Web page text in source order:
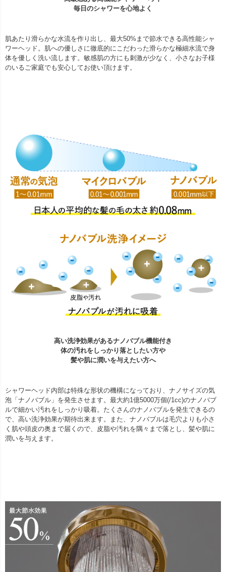
毎日のシャワーを心地よく
肌あたり滑らかな水流を作り出し、最大50%まで節水できる高性能シャ
ワーヘッド。肌への優しさに徹底的にこだわった滑らかな極細水流で身
体を優しく洗い流します。敏感肌の方にも刺激が少なく、小さなお子様
のいるご家庭でも安心してお使い頂けます。
高い洗浄効果があるナノバブル機能付き
体の汚れをしっかり落としたい方や
髪や肌に潤いを与えたい方へ
シャワーヘッド内部は特殊な形状の機構になっており、ナノサイズの気
泡「ナノバブル」を発生させます。最大約1億5000万個(/1cc)のナノバブ
ルで細かい汚れをしっかり吸着。たくさんのナノバブルを発生できるの
で、高い洗浄効果が期待出来ます。また、ナノバブルは毛穴よりも小さ
く肌や頭皮の奥まで届くので、皮脂や汚れを隅々まで落とし、髪や肌に
潤いを与えます。